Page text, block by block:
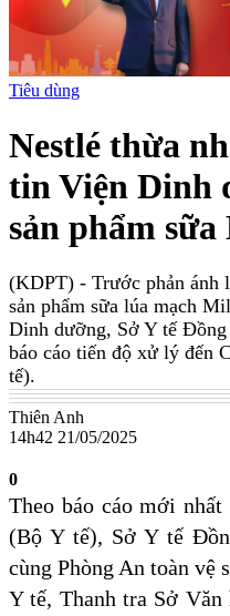
Tiêu dùng
Nestlé thừa
tin Viện Dinh
sản phẩm
(KDPT) - Trước phản ánh
sản phẩm sữa lúa mạch
Dinh dưỡng, Sở Y tế
báo cáo tiến độ xử lý đến
tế).
Thiên Anh
14h42 21/05/2025
0
Theo báo cáo mới
(Bộ Y tế), Sở Y tế
cùng Phòng An toàn vệ
Y tế, Thanh tra Sở